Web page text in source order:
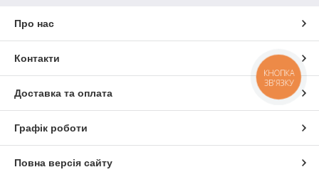
Про нас
Контакти
Доставка та оплата
Графік роботи
Повна версія сайту
КНОПКА
ЗВ'ЯЗКУ